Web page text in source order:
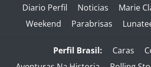
Diario Perfil Noticias Marie
Weekend
Parabrisas
Perfil Brasil: Caras